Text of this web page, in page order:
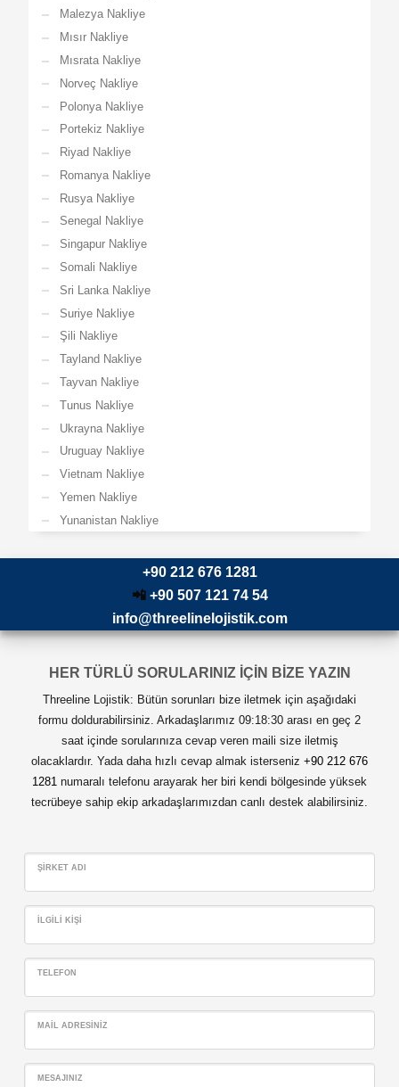
Malezya Nakliye
Mısır Nakliye
Mısrata Nakliye
Norveç Nakliye
Polonya Nakliye
Portekiz Nakliye
Riyad Nakliye
Romanya Nakliye
Rusya Nakliye
Senegal Nakliye
Singapur Nakliye
Somali Nakliye
Sri Lanka Nakliye
Suriye Nakliye
Şili Nakliye
Tayland Nakliye
Tayvan Nakliye
Tunus Nakliye
Ukrayna Nakliye
Uruguay Nakliye
Vietnam Nakliye
Yemen Nakliye
Yunanistan Nakliye
+90 212 676 1281
📲 +90 507 121 74 54
info@threelinelojistik.com
HER TÜRLÜ SORULARINIZ İÇİN BİZE YAZIN
Threeline Lojistik: Bütün sorunları bize iletmek için aşağıdaki
formu doldurabilirsiniz. Arkadaşlarımız 09:18:30 arası en geç 2
saat içinde sorularınıza cevap veren maili size iletmiş
olacaklardır. Yada daha hızlı cevap almak isterseniz +90 212 676
1281 numaralı telefonu arayarak her biri kendi bölgesinde yüksek
tecrübeye sahip ekip arkadaşlarımızdan canlı destek alabilirsiniz.
ŞIRKET ADI
İLGILI KIŞI
TELEFON
MAIL ADRESINIZ
MESAJINIZ